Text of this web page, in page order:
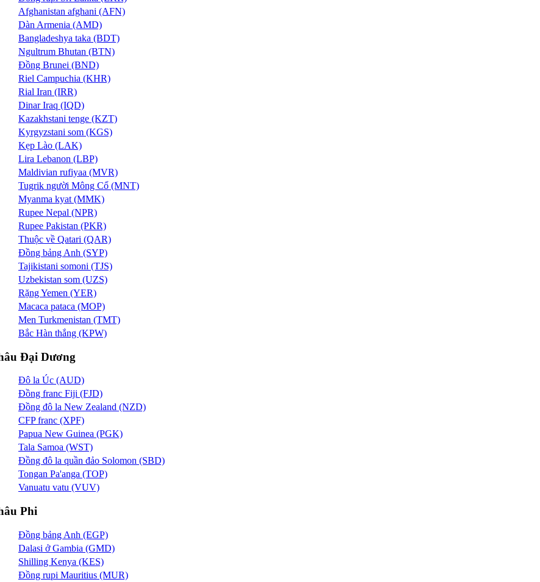
Afghanistan afghani (AFN)
Dàn Armenia (AMD)
Bangladeshya taka (BDT)
Ngultrum Bhutan (BTN)
Đồng Brunei (BND)
Riel Campuchia (KHR)
Rial Iran (IRR)
Dinar Iraq (IQD)
Kazakhstani tenge (KZT)
Kyrgyzstani som (KGS)
Kẹp Lào (LAK)
Lira Lebanon (LBP)
Maldivian rufiyaa (MVR)
Tugrik người Mông Cổ (MNT)
Myanma kyat (MMK)
Rupee Nepal (NPR)
Rupee Pakistan (PKR)
Thuộc về Qatari (QAR)
Đồng bảng Anh (SYP)
Tajikistani somoni (TJS)
Uzbekistan som (UZS)
Rặng Yemen (YER)
Macaca pataca (MOP)
Men Turkmenistan (TMT)
Bắc Hàn thắng (KPW)
Đại Dương
Đô la Úc (AUD)
Đồng franc Fiji (FJD)
Đồng đô la New Zealand (NZD)
CFP franc (XPF)
Papua New Guinea (PGK)
Tala Samoa (WST)
Đồng đô la quần đảo Solomon (SBD)
Tongan Pa'anga (TOP)
Vanuatu vatu (VUV)
Phi
Đồng bảng Anh (EGP)
Dalasi ở Gambia (GMD)
Shilling Kenya (KES)
Đồng rupi Mauritius (MUR)